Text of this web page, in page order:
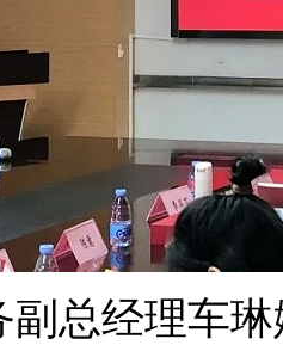
副总经理车琳